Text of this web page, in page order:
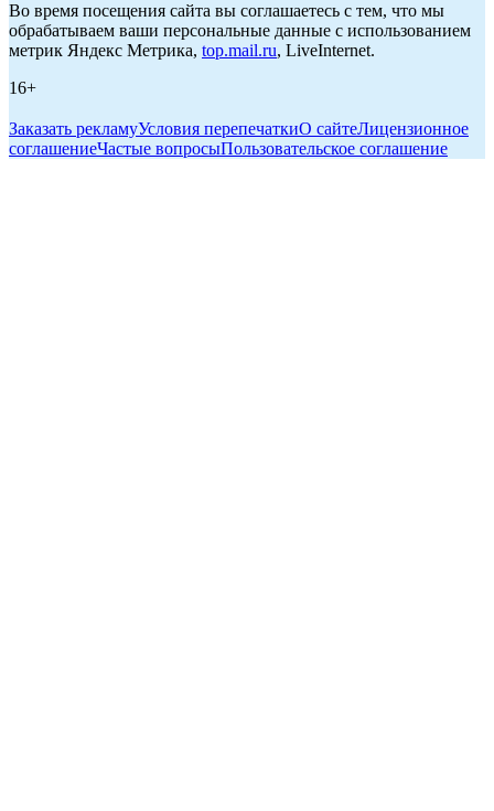
Во время посещения сайта вы соглашаетесь с тем, что мы
обрабатываем ваши персональные данные с использованием
метрик Яндекс Метрика, top.mail.ru, LiveInternet.
16+
Заказать рекламуУсловия перепечаткиО сайтеЛицензионное
соглашениеЧастые вопросыПользовательское соглашение